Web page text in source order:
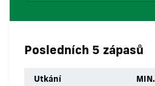
Posledních 5 zápasů
Utkání MIN.